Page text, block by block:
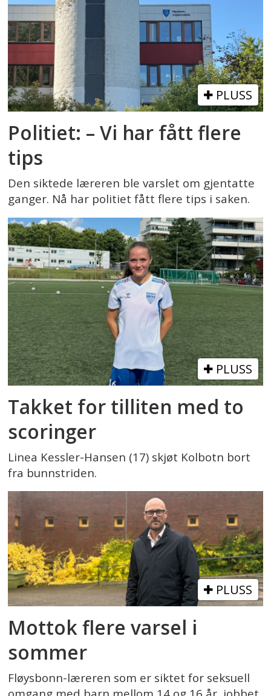
PLUSS
Politiet: – Vi har fått flere
tips
Den siktede læreren ble varslet om gjentatte
ganger. Nå har politiet fått flere tips i saken.
PLUSS
Takket for tilliten med to
scoringer
Linea Kessler-Hansen (17) skjøt Kolbotn bort
fra bunnstriden.
PLUSS
Mottok flere varsel i
sommer
Fløysbonn-læreren som er siktet for seksuell